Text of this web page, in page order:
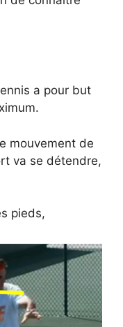
a pour but
mouvement de
va se détendre,
pieds,